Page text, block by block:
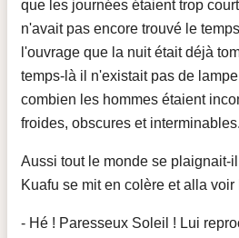
que les journées étaient trop
n'avait pas encore trouvé le
l'ouvrage que la nuit était déjà
temps-là il n'existait pas de
combien les hommes étaient
froides, obscures et interminables.
Aussi tout le monde se plaignait-
Kuafu se mit en colère et alla voir
- Hé ! Paresseux Soleil ! Lui